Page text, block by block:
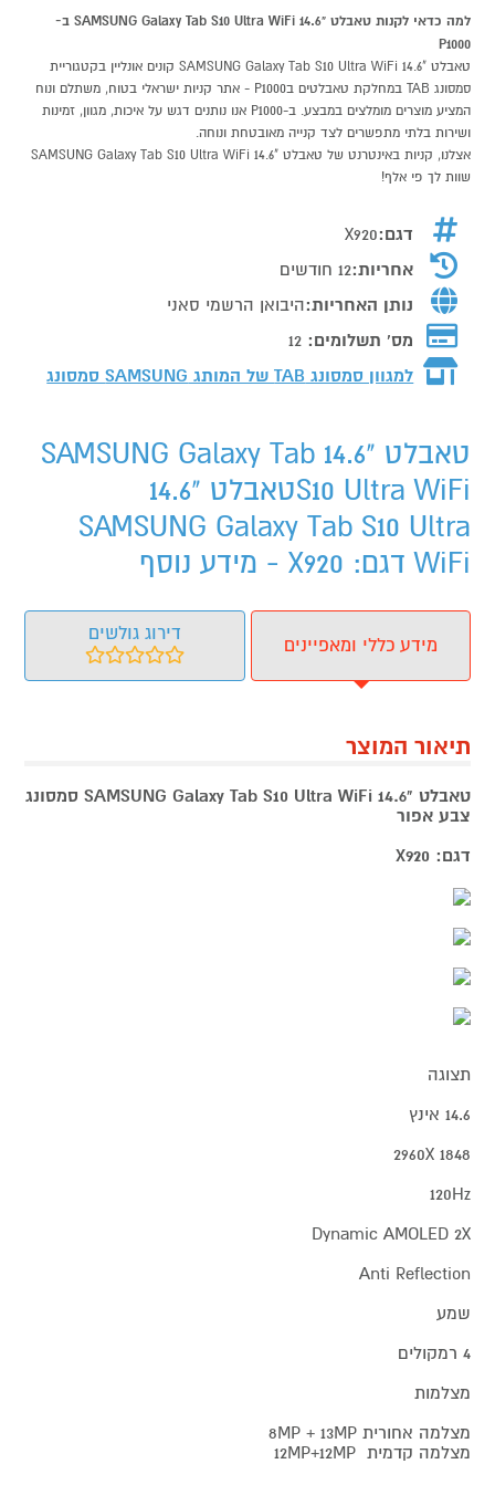
למה כדאי לקנות טאבלט "14.6 SAMSUNG Galaxy Tab S10 Ultra WiFi ב-
P1000
טאבלט "14.6 SAMSUNG Galaxy Tab S10 Ultra WiFi קונים אונליין בקטגוריית
סמסונג TAB במחלקת טאבלטים בP1000 - אתר קניות ישראלי בטוח, משתלם ונוח
המציע מוצרים מומלצים במבצע. ב-P1000 אנו נותנים דגש על איכות, מגוון, זמינות
ושירות בלתי מתפשרים לצד קנייה מאובטחת ונוחה.
אצלנו, קניות באינטרנט של טאבלט "14.6 SAMSUNG Galaxy Tab S10 Ultra WiFi
שוות לך פי אלף!
דגם:X920
אחריות:12 חודשים
נותן האחריות:היבואן הרשמי סאני
מס' תשלומים: 12
למגוון סמסונג TAB של המותג
SAMSUNG סמסונג
טאבלט "14.6 SAMSUNG Galaxy Tab
S10 Ultra WiFiטאבלט "14.6
SAMSUNG Galaxy Tab S10 Ultra
WiFi דגם: X920 - מידע נוסף
מידע כללי ומאפיינים
דירוג גולשים
תיאור המוצר
טאבלט "14.6 SAMSUNG Galaxy Tab S10 Ultra WiFi סמסונג
צבע אפור
דגם: X920
תצוגה
14.6 אינץ
1848 2960X
120Hz
Dynamic AMOLED 2X
Anti Reflection
שמע
4 רמקולים
מצלמות
מצלמה אחורית 8MP + 13MP
מצלמה קדמית 12MP+12MP